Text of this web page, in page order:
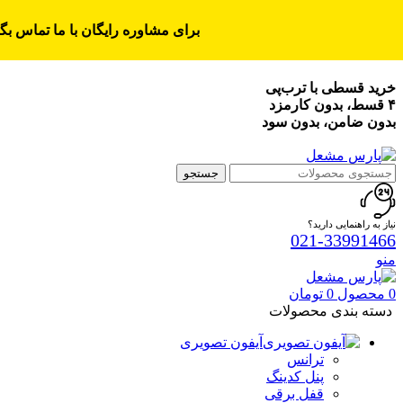
خرید قسطی با ترب‌پی
۴ قسط، بدون کارمزد
بدون ضامن، بدون سود
جستجو
نیاز به راهنمایی دارید؟
021-33991466
منو
0 محصول 0 تومان
دسته بندی محصولات
آیفون تصویری
ترانس
پنل کدینگ
قفل برقی
برای مشاوره رایگان با ما تماس